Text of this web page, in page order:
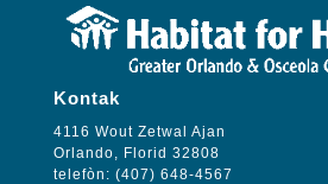
Kontak
4116 Wout Zetwal Ajan
Orlando, Florid 32808
telefòn: (407) 648-4567